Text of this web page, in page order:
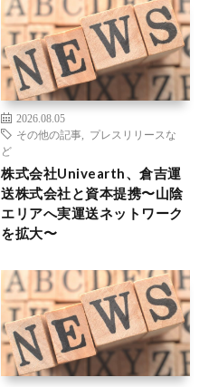
2026.08.05
その他の記事
プレスリリースな
ど
株式会社Univearth、倉吉運
送株式会社と資本提携〜山陰
エリアへ実運送ネットワーク
を拡大〜